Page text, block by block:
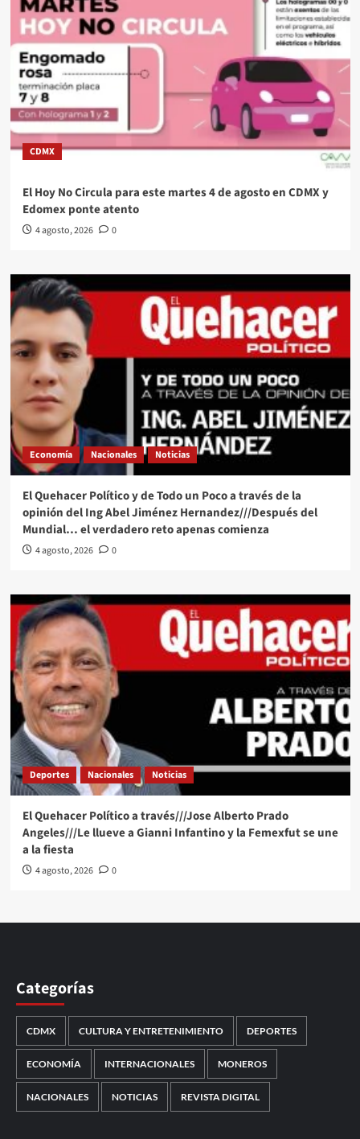
CDMX
El Hoy No Circula para este martes 4 de agosto en CDMX y
Edomex ponte atento
4 agosto, 2026 0
Economía Nacionales Noticias
El Quehacer Político y de Todo un Poco a través de la
opinión del Ing Abel Jiménez Hernandez///Después del
Mundial… el verdadero reto apenas comienza
4 agosto, 2026 0
Deportes Nacionales Noticias
El Quehacer Político a través///Jose Alberto Prado
Angeles///Le llueve a Gianni Infantino y la Femexfut se une
a la fiesta
4 agosto, 2026 0
Categorías
CDMX CULTURA Y ENTRETENIMIENTO DEPORTES
ECONOMÍA INTERNACIONALES MONEROS
NACIONALES NOTICIAS REVISTA DIGITAL